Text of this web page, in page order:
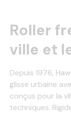
Roller
ville et
Depuis 1976,
glisse urbaine
conçus pour la
techniques.